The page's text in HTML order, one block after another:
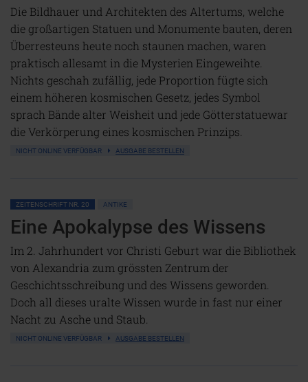
Die Bildhauer und Architekten des Altertums, welche
die großartigen Statuen und Monumente bauten, deren
Überresteuns heute noch staunen machen, waren
praktisch allesamt in die Mysterien Eingeweihte.
Nichts geschah zufällig, jede Proportion fügte sich
einem höheren kosmischen Gesetz, jedes Symbol
sprach Bände alter Weisheit und jede Götterstatuewar
die Verkörperung eines kosmischen Prinzips.
NICHT ONLINE VERFÜGBAR AUSGABE BESTELLEN
ZEITENSCHRIFT NR. 20 ANTIKE
Eine Apokalypse des Wissens
Im 2. Jahrhundert vor Christi Geburt war die Bibliothek
von Alexandria zum grössten Zentrum der
Geschichtsschreibung und des Wissens geworden.
Doch all dieses uralte Wissen wurde in fast nur einer
Nacht zu Asche und Staub.
NICHT ONLINE VERFÜGBAR AUSGABE BESTELLEN